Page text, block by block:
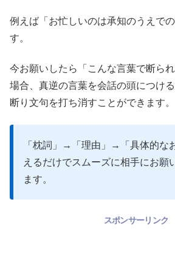
例えば「お忙しいのは承知のうえで
す。
今お願いしたら「こんな言葉で断ら
場合、真逆の言葉を会話の頭につけ
断り文句を打ち消すことができます。
「枕詞」→「理由」→「具体的な
えるだけでスムーズに相手にお願
ます。
スポンサーリンク